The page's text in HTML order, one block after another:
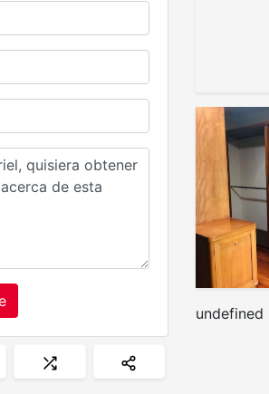
undefined